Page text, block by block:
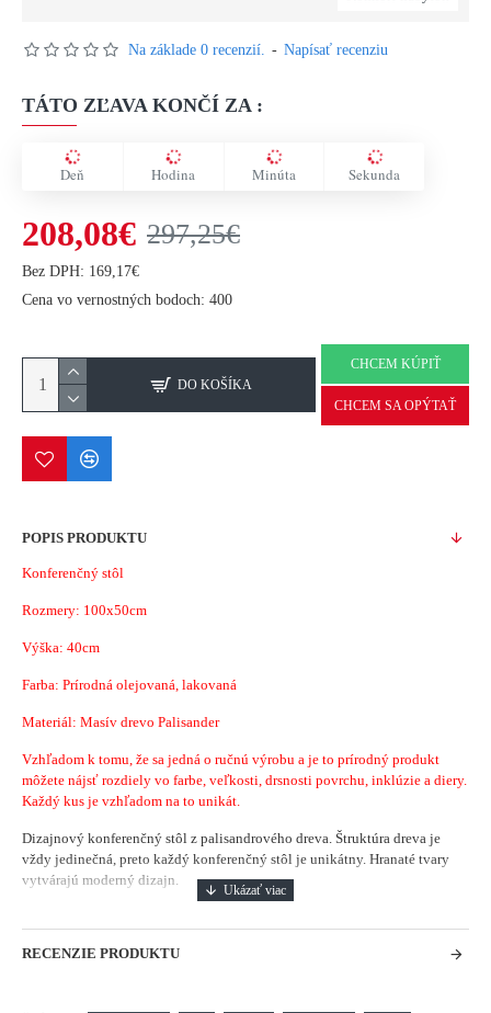
Na základe 0 recenzií. - Napísať recenziu
TÁTO ZĽAVA KONČÍ ZA :
Deň Hodina Minúta Sekunda
208,08€ 297,25€
Bez DPH: 169,17€
Cena vo vernostných bodoch: 400
DO KOŠÍKA
CHCEM KÚPIŤ
CHCEM SA OPÝTAŤ
POPIS PRODUKTU
Konferenčný stôl
Rozmery: 100x50cm
Výška: 40cm
Farba: Prírodná olejovaná, lakovaná
Materiál: Masív drevo Palisander
Vzhľadom k tomu, že sa jedná o ručnú výrobu a je to prírodný produkt
môžete nájsť rozdiely vo farbe, veľkosti, drsnosti povrchu, inklúzie a diery.
Každý kus je vzhľadom na to unikát.
Dizajnový konferenčný stôl z palisandrového dreva. Štruktúra dreva je
vždy jedinečná, preto každý konferenčný stôl je unikátny. Hranaté tvary
vytvárajú moderný dizajn.
RECENZIE PRODUKTU